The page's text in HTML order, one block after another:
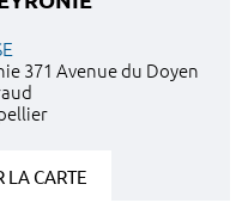
371 Avenue du Doyen
LA CARTE